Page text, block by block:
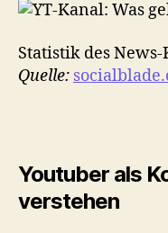
Statistik des News-
Quelle:
Youtuber als
verstehen